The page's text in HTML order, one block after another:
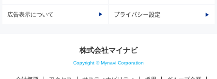
広告表示について プライバシー設定
株式会社マイナビ
Copyright © Mynavi Corporation